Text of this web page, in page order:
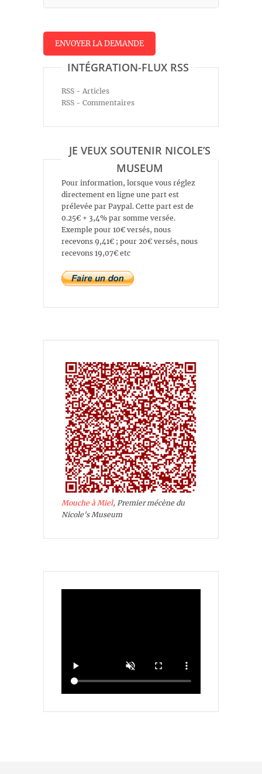
INTÉGRATION-FLUX RSS
RSS - Articles
RSS - Commentaires
JE VEUX SOUTENIR NICOLE’S
MUSEUM
Pour information, lorsque vous réglez
directement en ligne une part est
prélevée par Paypal. Cette part est de
0.25€ + 3,4% par somme versée.
Exemple pour 10€ versés, nous
recevons 9,41€ ; pour 20€ versés, nous
recevons 19,07€ etc
Mouche à Miel, Premier mécène du
Nicole's Museum